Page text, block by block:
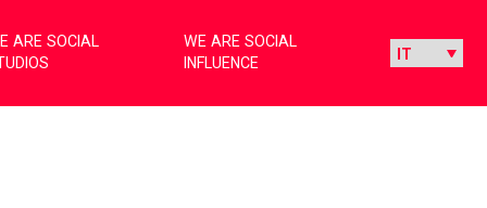
ARE SOCIAL
WE ARE SOCIAL
INFLUENCE